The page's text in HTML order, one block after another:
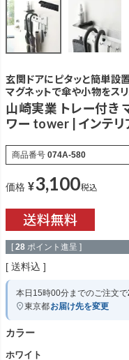
玄関ドアにピタッと簡単設
マグネットで傘や小物をス
山崎実業 トレー付き
ワー tower | インテリ
商品番号 074A-580
価格 ¥3,100税込
[ 28 ポイント進呈 ]
送料込
本日 15時00分までのご注文で
東京都お届け先を変更
カラー
ホワイト